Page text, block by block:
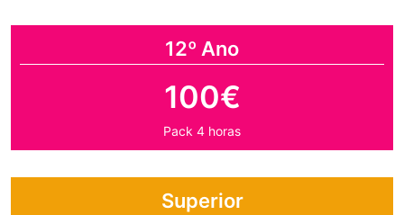
12º Ano
100€
Pack 4 horas
Superior